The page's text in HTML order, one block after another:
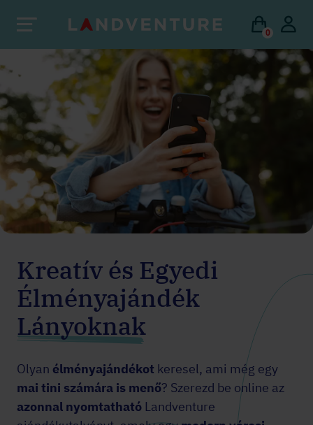
0
Kreatív és Egyedi
Élményajándék
Lányoknak
Olyan élményajándékot keresel, ami még egy
mai tini számára is menő? Szerezd be online az
azonnal nyomtatható Landventure